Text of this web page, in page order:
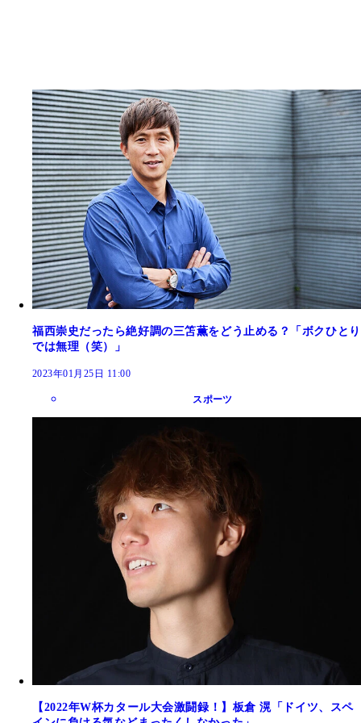
福西崇史だったら絶好調の三笘薫をどう止める？「ボクひとり
では無理（笑）」
2023年01月25日 11:00
スポーツ
【2022年W杯カタール大会激闘録！】板倉 滉「ドイツ、スペ